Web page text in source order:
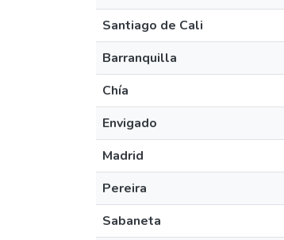
Santiago de Cali
Barranquilla
Chía
Envigado
Madrid
Pereira
Sabaneta